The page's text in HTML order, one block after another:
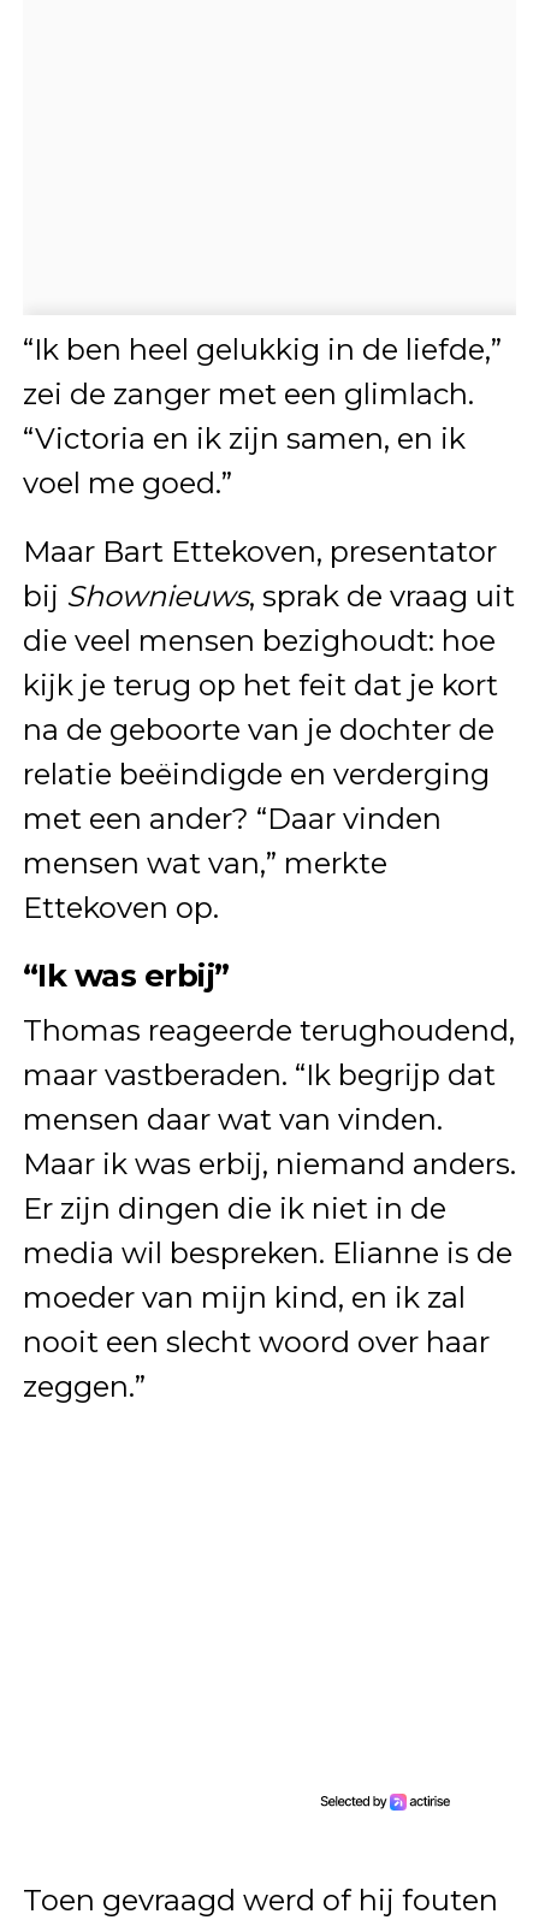
“Ik ben heel gelukkig in de liefde,”
zei de zanger met een glimlach.
“Victoria en ik zijn samen, en ik
voel me goed.”
Maar Bart Ettekoven, presentator
bij Shownieuws, sprak de vraag uit
die veel mensen bezighoudt: hoe
kijk je terug op het feit dat je kort
na de geboorte van je dochter de
relatie beëindigde en verderging
met een ander? “Daar vinden
mensen wat van,” merkte
Ettekoven op.
“Ik was erbij”
Thomas reageerde terughoudend,
maar vastberaden. “Ik begrijp dat
mensen daar wat van vinden.
Maar ik was erbij, niemand anders.
Er zijn dingen die ik niet in de
media wil bespreken. Elianne is de
moeder van mijn kind, en ik zal
nooit een slecht woord over haar
zeggen.”
Toen gevraagd werd of hij fouten